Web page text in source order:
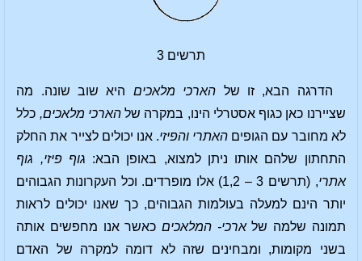
תרשים 3
הדרגה הבא, זו של הארכי מלאכים היא שוב שונה. מה
שציירנו כאן כגוף אסטרלי הינו, במקרה שלהארכי מלאכים, כלל
לא מחובר עם הגופים האתרי והפיזי. אנו יכולים לצייר את החלק
התחתון שלהם אותו ניתן למצוא, באופן הבא: גוף פיזי, גוף
אתרי
, (תרשים 3 – 1,2) אלו מופרדים. וכל העקרונות הגבוהים
יותר הינם למעלה בעולמות הגבוהים, כך שאנו יכולים לראות
תמונה שלמה שלארכי- המלאכים כאשר אנו מחפשים אותה
בשני מקומות, ומבחינים שזה לא דומה למקרה של האדם